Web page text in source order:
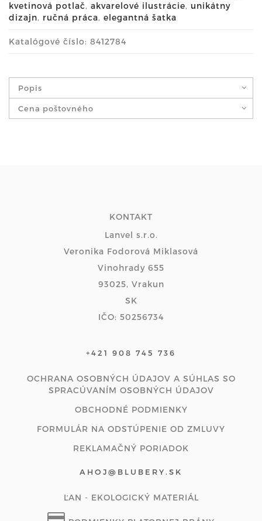
kvetinová potlač, akvarelové ilustrácie, unikátny
dizajn, ručná práca, elegantná šatka
Katalógové číslo: 8412784
Popis
Cena poštovného
KONTAKT
Lanvel s.r.o.
Veronika Fodorová Miklasová
Vinohrady 655
93025, Vrakun
SK
IČO: 50256734
+421 908 745 736
OCHRANA OSOBNÝCH ÚDAJOV A SÚHLAS SO
SPRACÚVANÍM OSOBNÝCH ÚDAJOV
OBCHODNÉ PODMIENKY
FORMULÁR NA ODSTÚPENIE OD ZMLUVY
REKLAMAČNÝ PORIADOK
AHOJ@BLUBERY.SK
ĽAN - EKOLOGICKÝ MATERIÁL